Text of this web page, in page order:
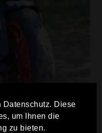
Datenschutz. Diese
um Ihnen die
zu bieten.